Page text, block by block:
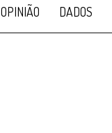
OPINIÃO DADOS